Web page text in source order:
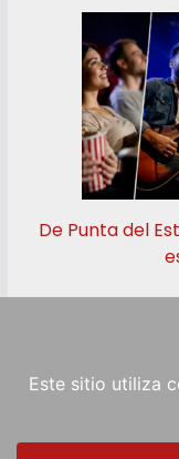
De Punta del